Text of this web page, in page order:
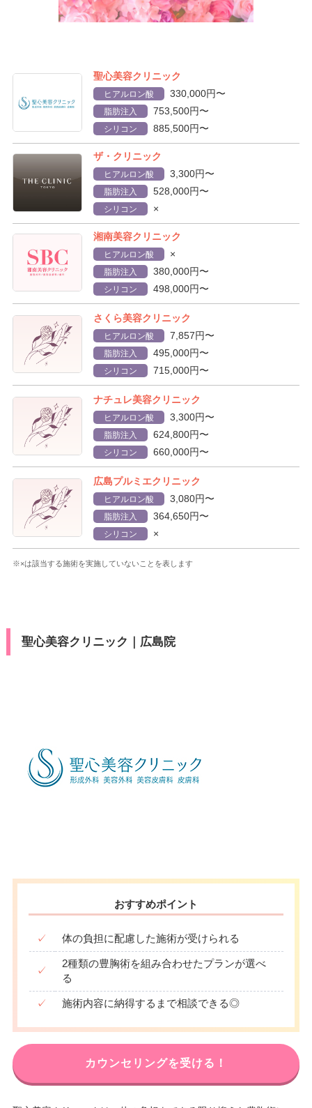
聖心美容クリニック
ヒアルロン酸 330,000円〜
脂肪注入 753,500円〜
シリコン 885,500円〜
ザ・クリニック
ヒアルロン酸 3,300円〜
脂肪注入 528,000円〜
シリコン ×
湘南美容クリニック
ヒアルロン酸 ×
脂肪注入 380,000円〜
シリコン 498,000円〜
さくら美容クリニック
ヒアルロン酸 7,857円〜
脂肪注入 495,000円〜
シリコン 715,000円〜
ナチュレ美容クリニック
ヒアルロン酸 3,300円〜
脂肪注入 624,800円〜
シリコン 660,000円〜
広島プルミエクリニック
ヒアルロン酸 3,080円〜
脂肪注入 364,650円〜
シリコン ×
※×は該当する施術を実施していないことを表します
聖心美容クリニック｜広島院
おすすめポイント
✓ 体の負担に配慮した施術が受けられる
✓
2種類の豊胸術を組み合わせたプランが選べ
る
✓ 施術内容に納得するまで相談できる◎
カウンセリングを受ける！